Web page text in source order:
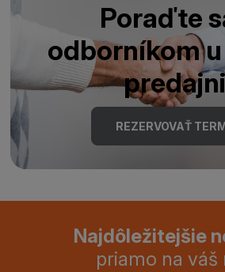
Poraďte
odborníkom u
REZERVOVAŤ
Najdôležitejšie
priamo na váš